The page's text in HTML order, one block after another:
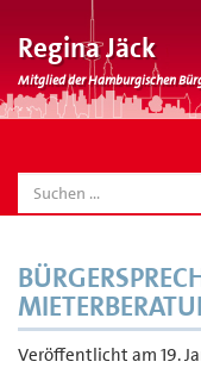
Regina Jäck
Mitglied der Hamburgischen
SEARCH
Veröffentlicht am 19.